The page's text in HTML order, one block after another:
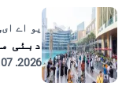
یو اے
دبئی
2026. 07. 22